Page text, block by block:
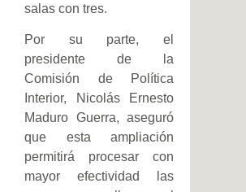
salas con tres.
Por su parte, el
presidente de la
Comisión de Política
Interior, Nicolás Ernesto
Maduro Guerra, aseguró
que esta ampliación
permitirá procesar con
mayor efectividad las